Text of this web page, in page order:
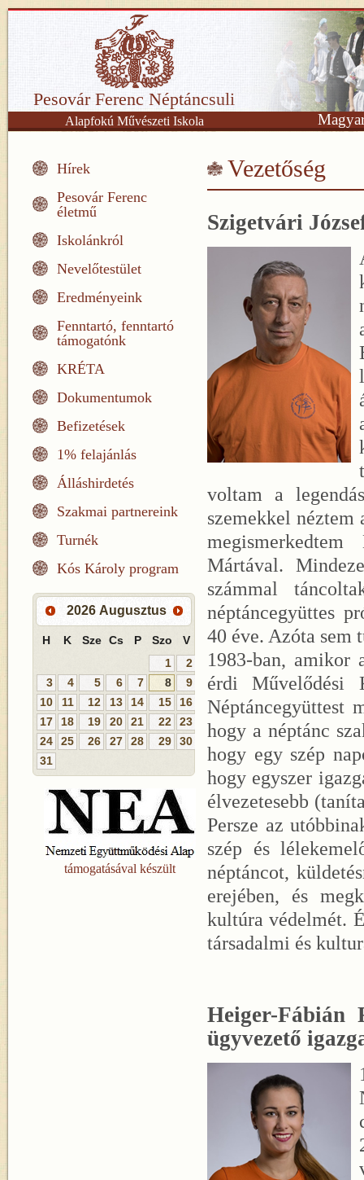
Pesovár Ferenc Néptáncsuli
Alapfokú Művészeti Iskola
Hírek
Pesovár Ferenc
életmű
Iskolánkról
Nevelőtestület
Eredményeink
Fenntartó, fenntartó
támogatónk
KRÉTA
Dokumentumok
Befizetések
1% felajánlás
Álláshirdetés
Szakmai partnereink
Turnék
Kós Károly program
2026 Augusztus
H K Sze Cs P Szo
V
1
2
3
4 5 6 7 8
9
10
11 12 13 14 15
16
17
18 19 20 21 22
23
24
25 26 27 28 29
30
31
támogatásával készült
Vezetőség
Szigetvári
voltam a
szemekkel
Mártával.
számmal
néptáncegyüttes
40 éve. Azóta sem
1983-ban, amikor
érdi Művelődési
Néptáncegyüttest
hogy a néptánc
hogy egy szép
hogy egyszer
élvezetesebb
Persze az
szép és
néptáncot,
erejében, és
kultúra védelmét.
társadalmi és
Heiger-Fábián
ügyvezető